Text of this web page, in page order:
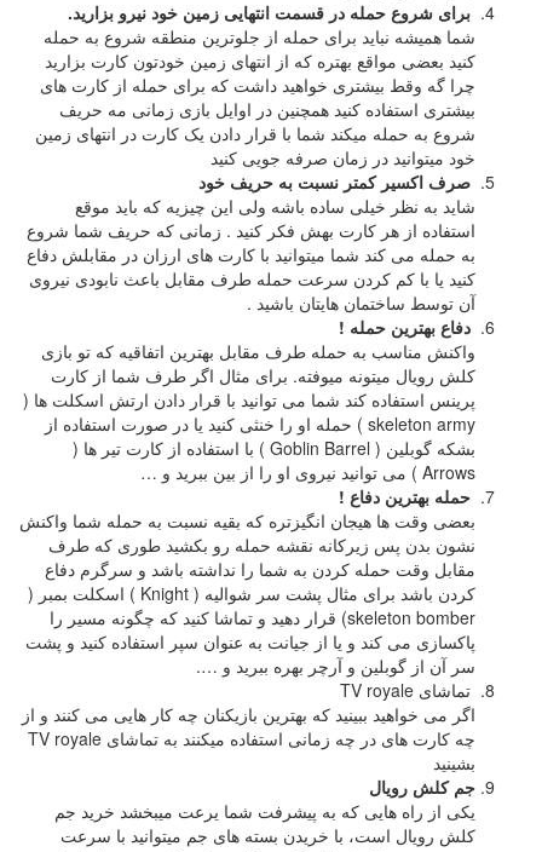
برای شروع حمله در قسمت انتهایی زمین خود نیرو بزارید.
شما همیشه نباید برای حمله از جلوترین منطقه شروع به حمله
کنید بعضی مواقع بهتره که از انتهای زمین خودتون کارت بزارید
چرا گه وقط بیشتری خواهید داشت که برای حمله از کارت های
بیشتری استفاده کنید همچنین در اوایل بازی زمانی مه حریف
شروع به حمله میکند شما با قرار دادن یک کارت در انتهای زمین
خود میتوانید در زمان صرفه جویی کنید
صرف اکسیر کمتر نسبت به حریف خود
شاید به نظر خیلی ساده باشه ولی این چیزیه که باید موقع
استفاده از هر کارت بهش فکر کنید . زمانی که حریف شما شروع
به حمله می کند شما میتوانید با کارت های ارزان در مقابلش دفاع
کنید یا با کم کردن سرعت حمله طرف مقابل باعث نابودی نیروی
آن توسط ساختمان هایتان باشید .
دفاع بهترین حمله !
واکنش مناسب به حمله طرف مقابل بهترین اتفاقیه که تو بازی
کلش رویال میتونه میوفته. برای مثال اگر طرف شما از کارت
پرینس استفاده کند شما می توانید با قرار دادن ارتش اسکلت ها (
skeleton army ) حمله او را خنثی کنید یا در صورت استفاده از
بشکه گوبلین ( Goblin Barrel ) با استفاده از کارت تیر ها (
Arrows ) می توانید نیروی او را از بین ببرید و …
حمله بهترین دفاع !
بعضی وقت ها هیجان انگیزتره که بقیه نسبت به حمله شما واکنش
نشون بدن پس زیرکانه نقشه حمله رو بکشید طوری که طرف
مقابل وقت حمله کردن به شما را نداشته باشد و سرگرم دفاع
کردن باشد برای مثال پشت سر شوالیه ( Knight ) اسکلت بمبر (
skeleton bomber) قرار دهید و تماشا کنید که چگونه مسیر را
پاکسازی می کند و یا از جیانت به عنوان سپر استفاده کنید و پشت
سر آن از گوبلین و آرچر بهره ببرید و ….
تماشای TV royale
اگر می خواهید ببینید که بهترین بازیکنان چه کار هایی می کنند و از
چه کارت های در چه زمانی استفاده میکنند به تماشای TV royale
بشینید
جم کلش رویال
یکی از راه هایی که به پیشرفت شما یرعت میبخشد خرید جم
کلش رویال است، با خریدن بسته های جم میتوانید با سرعت